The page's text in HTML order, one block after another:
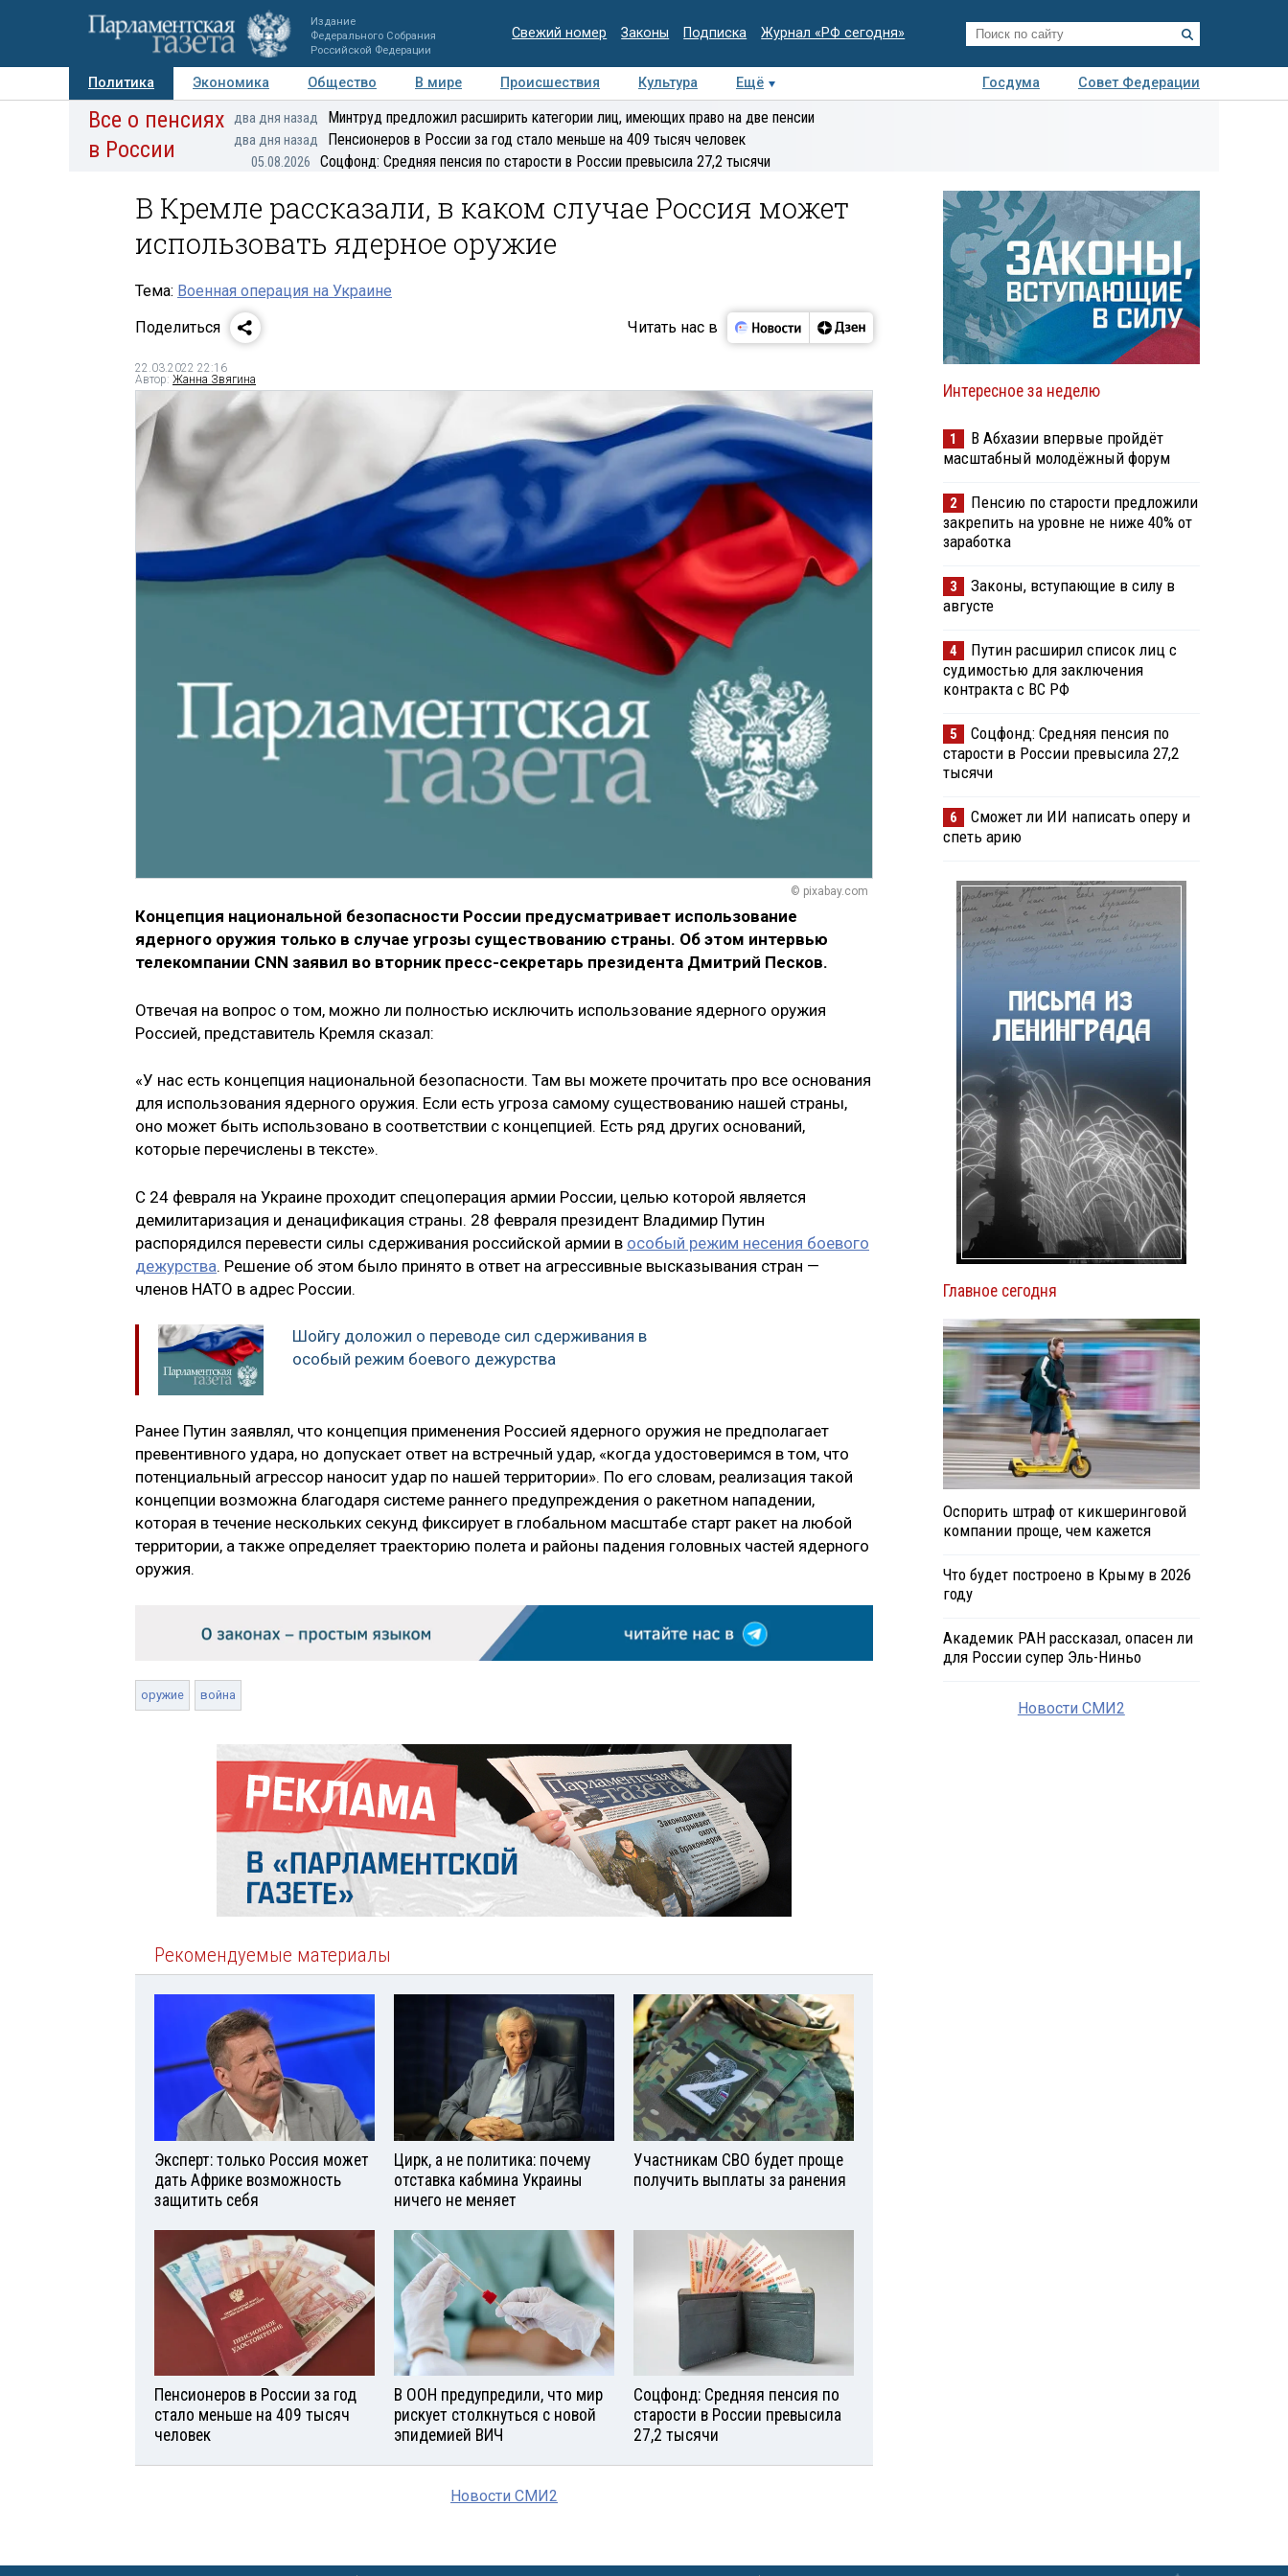
Издание
Федерального Собрания
Российской Федерации
Свежий номер Законы Подписка Журнал «РФ сегодня»
Политика Экономика Общество В мире Происшествия Культура Ещё Госдума
Совет Федерации
Авторы Персоны Мнения Регионы Медиацентр Интервью Колумнисты
Деловая
Все о пенсиях
в России
два дня назад Минтруд предложил расширить категории лиц, имеющих право на две пенсии
два дня назад Пенсионеров в России за год стало меньше на 409 тысяч человек
05.08.2026 Соцфонд: Средняя пенсия по старости в России превысила 27,2 тысячи
В Кремле рассказали, в каком случае Россия может
использовать ядерное оружие
Тема: Военная операция на Украине
Поделиться
Читать нас в
22.03.2022 22:16
Автор: Жанна Звягина
© pixabay.com
Концепция национальной безопасности России предусматривает использование
ядерного оружия только в случае угрозы существованию страны. Об этом интервью
телекомпании CNN заявил во вторник пресс-секретарь президента Дмитрий Песков.
Отвечая на вопрос о том, можно ли полностью исключить использование ядерного оружия
Россией, представитель Кремля сказал:
«У нас есть концепция национальной безопасности. Там вы можете прочитать про все основания
для использования ядерного оружия. Если есть угроза самому существованию нашей страны,
оно может быть использовано в соответствии с концепцией. Есть ряд других оснований,
которые перечислены в тексте».
С 24 февраля на Украине проходит спецоперация армии России, целью которой является
демилитаризация и денацификация страны. 28 февраля президент Владимир Путин
распорядился перевести силы сдерживания российской армии в особый режим несения боевого
дежурства. Решение об этом было принято в ответ на агрессивные высказывания стран —
членов НАТО в адрес России.
Шойгу доложил о переводе сил сдерживания в
особый режим боевого дежурства
Ранее Путин заявлял, что концепция применения Россией ядерного оружия не предполагает
превентивного удара, но допускает ответ на встречный удар, «когда удостоверимся в том, что
потенциальный агрессор наносит удар по нашей территории». По его словам, реализация такой
концепции возможна благодаря системе раннего предупреждения о ракетном нападении,
которая в течение нескольких секунд фиксирует в глобальном масштабе старт ракет на любой
территории, а также определяет траекторию полета и районы падения головных частей ядерного
оружия.
оружие война
Рекомендуемые материалы
Эксперт: только Россия может
дать Африке возможность
защитить себя
Цирк, а не политика: почему
отставка кабмина Украины
ничего не меняет
Участникам СВО будет проще
получить выплаты за ранения
Пенсионеров в России за год
стало меньше на 409 тысяч
человек
В ООН предупредили, что мир
рискует столкнуться с новой
эпидемией ВИЧ
Соцфонд: Средняя пенсия по
старости в России превысила
27,2 тысячи
Новости СМИ2
Интересное за неделю
1
В Абхазии впервые пройдёт
масштабный молодёжный форум
2
Пенсию по старости предложили
закрепить на уровне не ниже 40% от
заработка
3
Законы, вступающие в силу в
августе
4
Путин расширил список лиц с
судимостью для заключения
контракта с ВС РФ
5
Соцфонд: Средняя пенсия по
старости в России превысила 27,2
тысячи
6
Сможет ли ИИ написать оперу и
спеть арию
Главное сегодня
Оспорить штраф от кикшеринговой
компании проще, чем кажется
Что будет построено в Крыму в 2026
году
Академик РАН рассказал, опасен ли
для России супер Эль-Ниньо
Новости СМИ2